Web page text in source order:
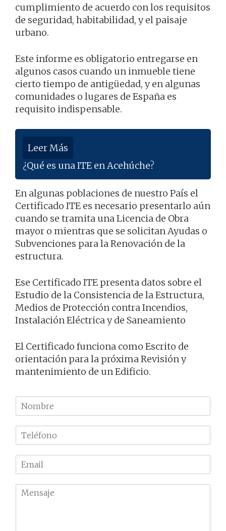
cumplimiento de acuerdo con los requisitos
de seguridad, habitabilidad, y el paisaje
urbano.
Este informe es obligatorio entregarse en
algunos casos cuando un inmueble tiene
cierto tiempo de antigüedad, y en algunas
comunidades o lugares de España es
requisito indispensable.
Leer Más
¿Qué es una ITE en Acehúche?
En algunas poblaciones de nuestro País el
Certificado ITE es necesario presentarlo aún
cuando se tramita una Licencia de Obra
mayor o mientras que se solicitan Ayudas o
Subvenciones para la Renovación de la
estructura.
Ese Certificado ITE presenta datos sobre el
Estudio de la Consistencia de la Estructura,
Medios de Protección contra Incendios,
Instalación Eléctrica y de Saneamiento
El Certificado funciona como Escrito de
orientación para la próxima Revisión y
mantenimiento de un Edificio.
N
o
m
r
e
l
f
m
a
M